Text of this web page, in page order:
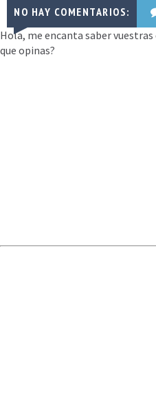
NO HAY COMENTARIOS:
Hola, me encanta saber
que opinas?